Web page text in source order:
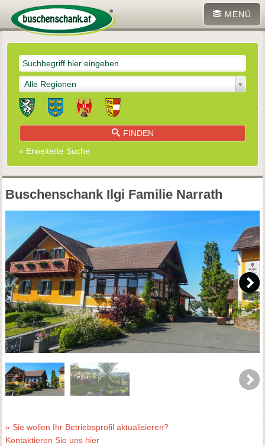
MENÜ
Alle Regionen
FINDEN
» Erweiterte Suche
Buschenschank Ilgi Familie Narrath
» Sie wollen Ihr Betriebsprofil aktualisieren?
Kontaktieren Sie uns hier